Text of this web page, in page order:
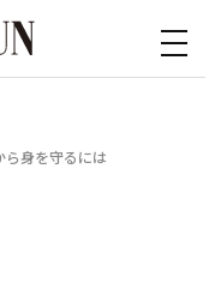
身を守るには